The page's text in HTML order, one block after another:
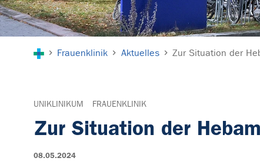
Frauenklinik Aktuelles Zur Situation der
UNIKLINIKUM FRAUENKLINIK
Zur Situation der
08.05.2024